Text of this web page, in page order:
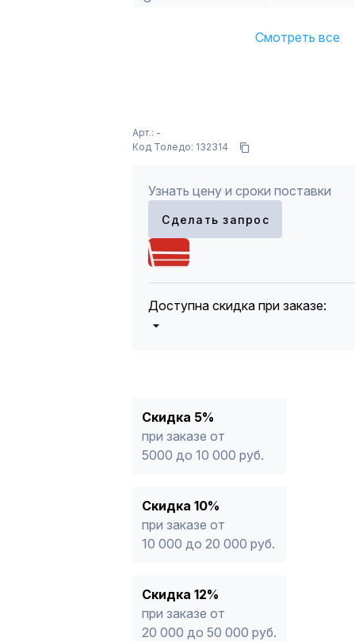
Смотреть все
Арт.: -
Код Толедо: 132314
Узнать цену и сроки поставки
Сделать запрос
Доступна скидка при заказе:
* -Для заказов, состоящих
продукции, максимальная скидка
Скидка 5%
при заказе от
5000 до 10 000 руб.
Скидка 10%
при заказе от
10 000 до 20 000 руб.
Скидка 12%
при заказе от
20 000 до 50 000 руб.